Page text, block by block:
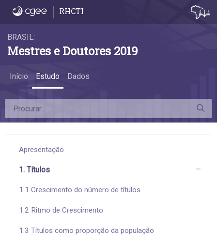
6.5 Remuneração por área do
RHCTI
BRASIL:
Mestres e Doutores 2019
Início Estudo Dados
Apresentação
1. Títulos
1.1 Crescimento do número de títulos
1.2 Ritmo de Crescimento
1.3 Títulos como proporção da população